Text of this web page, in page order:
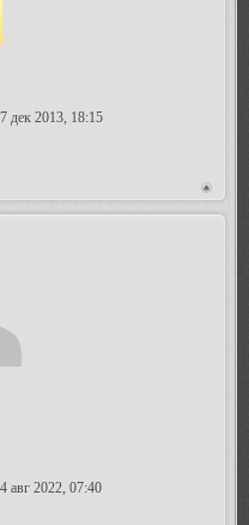
дек 2013, 18:15
авг 2022, 07:40